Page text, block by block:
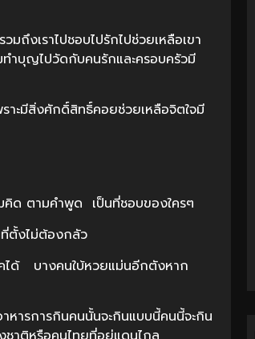
เราไปชอบไปรักไปช่วยเหลือเขา
บุญไปวัดกับคนรักและครอบครัวมี
สิ่งศักดิ์สิทธิ์คอยช่วยเหลือจิตใจมี
ตามคำพูด เป็นที่ชอบของใครๆ
ตั้งไม่ต้องกลัว
ด้ บางคนใบ้หวยแม่นอีกตังหาก
การกินคนนั้นจะกินแบบนี้คนนี้จะกิน